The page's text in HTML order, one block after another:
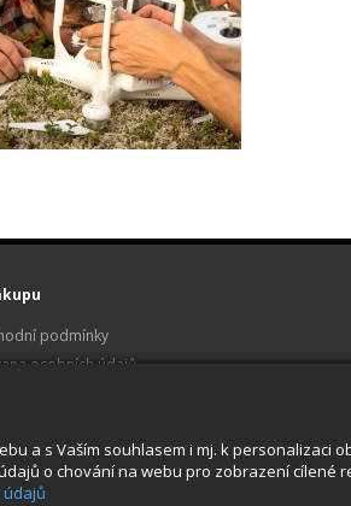
podmínky
osobních údajů
a s Vaším souhlasem i mj. k personalizaci
o chování na webu pro zobrazení cílené
údajů